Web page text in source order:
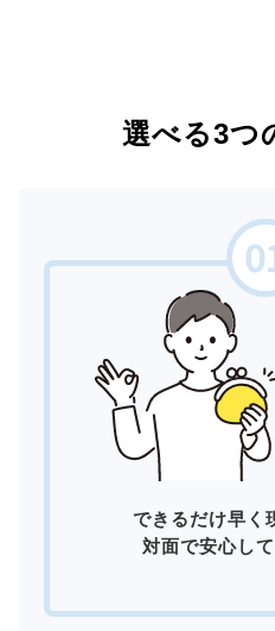
選べる3つ
できるだけ早く
対面で安心し